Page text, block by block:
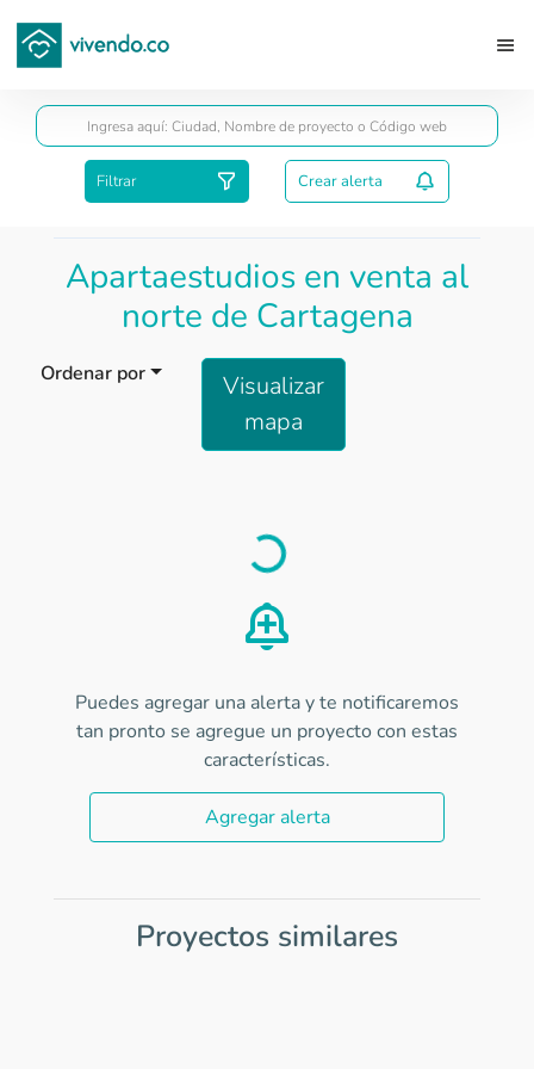
Filtrar Crear alerta
Apartaestudios en venta al
norte de Cartagena
Ordenar por
Visualizar
mapa
Load
Puedes agregar una alerta y te notificaremos
tan pronto se agregue un proyecto con estas
características.
Agregar alerta
Proyectos similares
Guardar